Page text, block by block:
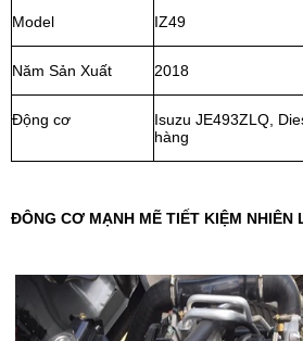
Model IZ49
Năm Sản Xuất 2018
Động cơ
Isuzu JE493ZLQ,
hàng
ĐÔNG CƠ MẠNH MẼ TIẾT KIỆM NHIÊN